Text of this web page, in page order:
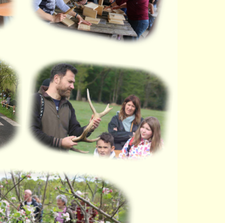
Traces d'animaux sauvages
12 avril 2026
Taille des arbres fruitiers